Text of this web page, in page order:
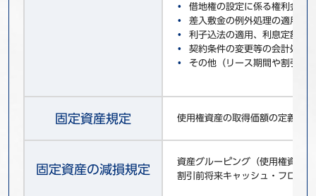
借地権の設定に係る権利金等
差入敷金の例外処理の適用（
利子込法の適用、利息定額法
契約条件の変更等の会計処理
その他（リース期間や割引率
固定資産規定 使用権資産の取得価額の定義（
固定資産の減損規定
資産グルーピング（使用権資産
割引前将来キャッシュ・フロー